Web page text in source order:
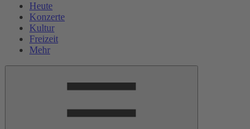
Heute
Konzerte
Kultur
Freizeit
Mehr